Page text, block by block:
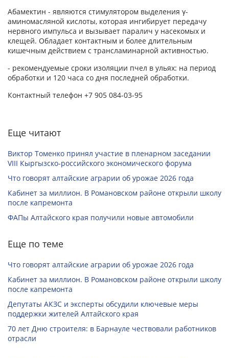
Абамектин - являются стимулятором выделения γ-
аминомасляной кислоты, которая ингибирует передачу
нервного импульса и вызывает паралич у насекомых и
клещей. Обладает контактным и более длительным
кишечным действием с трансламинарной активностью.
- рекомендуемые сроки изоляции пчел в ульях: на период
обработки и 120 часа со дня последней обработки.
Контактный телефон +7 905 084-03-95
Еще читают
Виктор Томенко принял участие в пленарном заседании
VIII Кыргызско-российского экономического форума
Что говорят алтайские аграрии об урожае 2026 года
Кабинет за миллион. В Романовском районе открыли школу
после капремонта
ФАПы Алтайского края получили новые автомобили
Еще по теме
Что говорят алтайские аграрии об урожае 2026 года
Кабинет за миллион. В Романовском районе открыли школу
после капремонта
Депутаты АКЗС и эксперты обсудили ключевые меры
поддержки жителей Алтайского края
70 лет Дню строителя: в Барнауле чествовали работников
отрасли